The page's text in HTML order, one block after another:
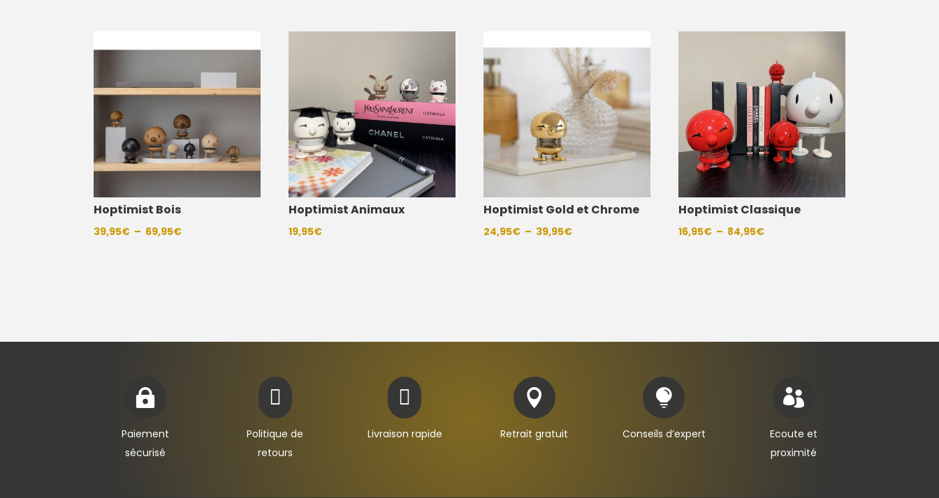
Hoptimist Bois
39,95€ – 69,95€Plage
Hoptimist Animaux
19,95€
Hoptimist Gold et Chrome
24,95€ – 39,95€Plage
Hoptimist Classique
16,95€ – 84,95€Plage

Paiement
sécurisé

Politique de
retours

Livraison rapide

Retrait gratuit

Conseils d’expert

Ecoute et
proximité